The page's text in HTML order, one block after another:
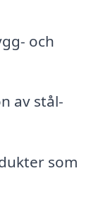
och
av stål-
som